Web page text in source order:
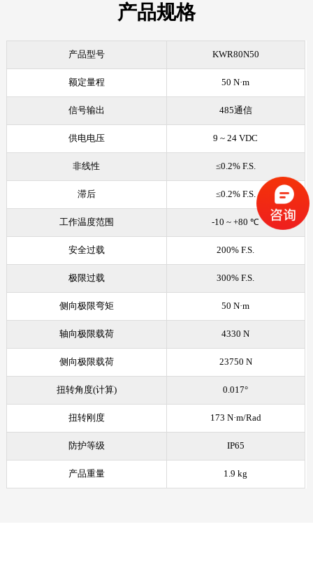
产品规格
产品型号 KWR80N50
额定量程 50 N·m
信号输出 485通信
供电电压 9 ~ 24 VDC
非线性 ≤0.2% F.S.
滞后 ≤0.2% F.S.
工作温度范围 -10 ~ +80 ℃
安全过载 200% F.S.
极限过载 300% F.S.
侧向极限弯矩 50 N·m
轴向极限载荷 4330 N
侧向极限载荷 23750 N
扭转角度(计算) 0.017°
扭转刚度 173 N·m/Rad
防护等级 IP65
产品重量 1.9 kg